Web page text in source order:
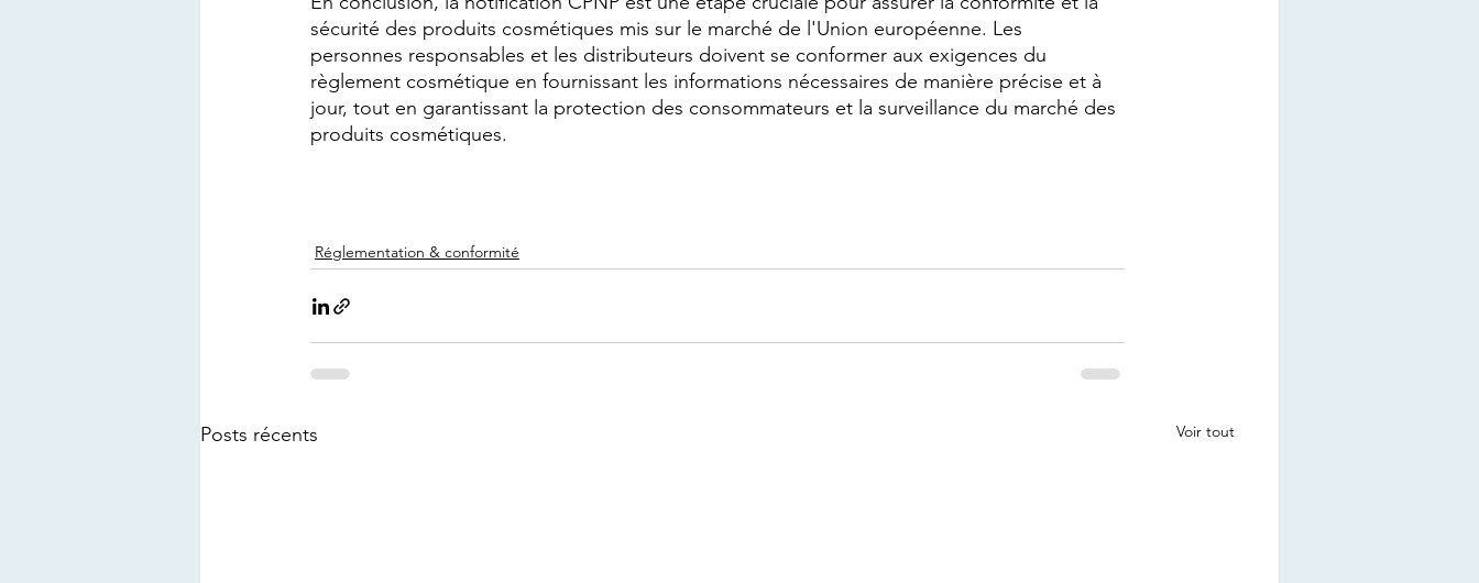
sécurité des produits cosmétiques mis sur le marché de l'Union européenne. Les
personnes responsables et les distributeurs doivent se conformer aux exigences du
règlement cosmétique en fournissant les informations nécessaires de manière précise et à
jour, tout en garantissant la protection des consommateurs et la surveillance du marché des
produits cosmétiques.
Réglementation & conformité
Posts récents Voir tout